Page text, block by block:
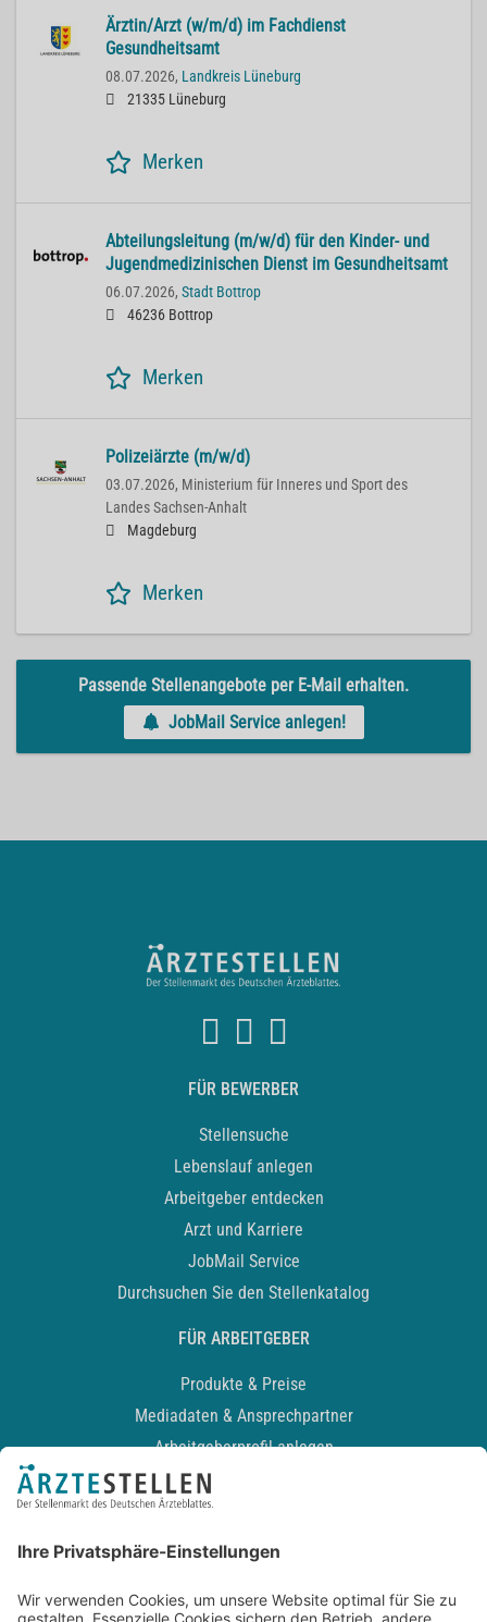
Ärztin/Arzt (w/m/d) im Fachdienst
Gesundheitsamt
08.07.2026, Landkreis Lüneburg
21335 Lüneburg
Merken
Abteilungsleitung (m/w/d) für den Kinder- und
Jugendmedizinischen Dienst im Gesundheitsamt
06.07.2026, Stadt Bottrop
46236 Bottrop
Merken
Polizeiärzte (m/w/d)
03.07.2026, Ministerium für Inneres und Sport des
Landes Sachsen-Anhalt
Magdeburg
Merken
Passende Stellenangebote per E-Mail erhalten.
JobMail Service anlegen!
FÜR BEWERBER
Stellensuche
Lebenslauf anlegen
Arbeitgeber entdecken
Arzt und Karriere
JobMail Service
Durchsuchen Sie den Stellenkatalog
FÜR ARBEITGEBER
Produkte & Preise
Mediadaten & Ansprechpartner
Arbeitgeberprofil anlegen
Recruiting-Podcast
Kontakt